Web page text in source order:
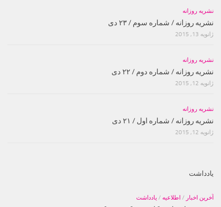
نشریه روزانه
نشریه روزانه / شماره سوم / ۲۳ دی
ژانویه 13, 2015
نشریه روزانه
نشریه روزانه / شماره دوم / ۲۲ دی
ژانویه 12, 2015
نشریه روزانه
نشریه روزانه / شماره اول / ۲۱ دی
ژانویه 12, 2015
یادداشت
آخرین اخبار / اطلاعیه / یادداشت